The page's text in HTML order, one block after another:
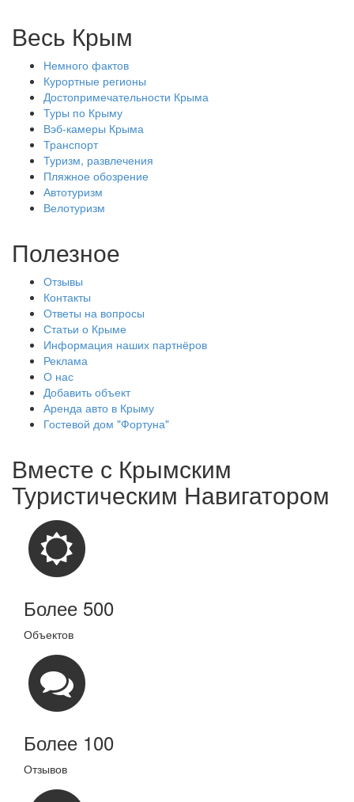
Весь Крым
Немного фактов
Курортные регионы
Достопримечательности Крыма
Туры по Крыму
Вэб-камеры Крыма
Транспорт
Туризм, развлечения
Пляжное обозрение
Автотуризм
Велотуризм
Полезное
Отзывы
Контакты
Ответы на вопросы
Статьи о Крыме
Информация наших партнёров
Реклама
О нас
Добавить объект
Аренда авто в Крыму
Гостевой дом "Фортуна"
Вместе с Крымским
Туристическим Навигатором
Более 500
Объектов
Более 100
Отзывов